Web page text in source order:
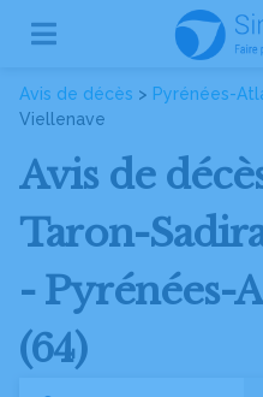
Avis de décès > Pyrénées-
Viellenave
Avis de
Taron-
- Pyrénées-
(64)